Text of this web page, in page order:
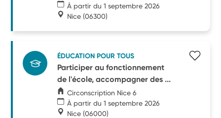
À partir du 1 septembre 2026
Nice (06300)
ÉDUCATION POUR TOUS
Participer au fonctionnement
de l'école, accompagner des ...
Circonscription Nice 6
À partir du 1 septembre 2026
Nice (06000)